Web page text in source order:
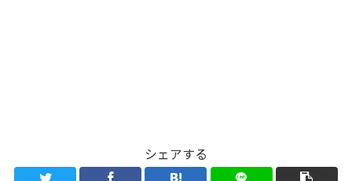
シェアする